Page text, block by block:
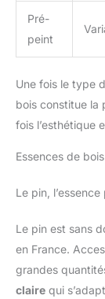
Pré-
peint
Une fois le type
bois constitue la
fois l’esthétique
Essences de
Le pin,
Le pin est sans
en France.
grandes
claire qui